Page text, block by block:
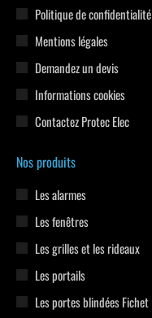
une
nouvelle
fenêtre
une
nouvelle
fenêtre
une
nouvelle
fenêtre
Politique de confidentialité
Mentions légales
Demandez un devis
Informations cookies
Contactez Protec Elec
Nos produits
Les alarmes
Les fenêtres
Les grilles et les rideaux
Les portails
Les portes blindées Fichet